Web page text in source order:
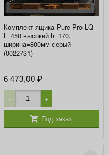
Комплект ящика Pure-Pro LQ
L=450 высокий h=170,
ширина=800мм серый
(0022731)
6 473,00 ₽
− +
Под заказ